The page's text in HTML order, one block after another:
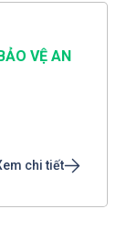
VỆ AN
chi tiết